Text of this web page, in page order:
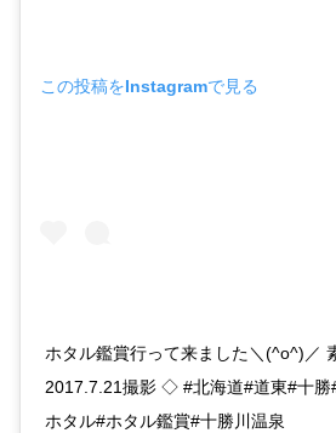
この投稿をInstagramで見る
ホタル鑑賞行って来ました＼(^o^)／
2017.7.21撮影 ◇ #北海道#道東#十勝
ホタル#ホタル鑑賞#十勝川温泉